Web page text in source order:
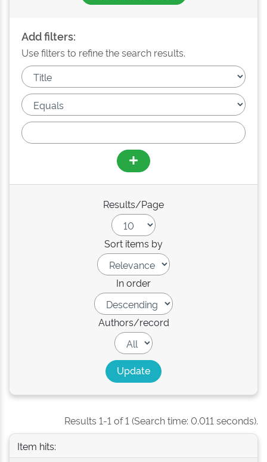
Add filters:
Use filters to refine the search results.
Results/Page
Sort items by
In order
Authors/record
Results 1-1 of 1 (Search time: 0.011 seconds).
Item hits: